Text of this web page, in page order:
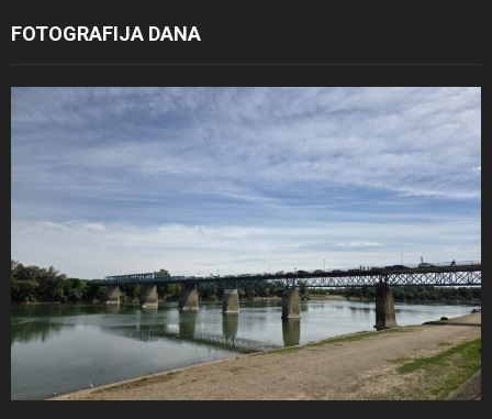
FOTOGRAFIJA DANA